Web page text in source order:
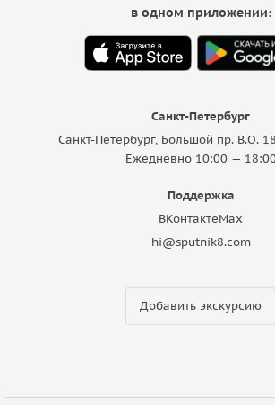
Санкт-Петербург
Санкт-Петербург, Большой пр. В.О.
Ежедневно 10:00 —
Поддержка
ВКонтактеMax
hi@sputnik8.com
Добавить экскурсию
в одном приложении: